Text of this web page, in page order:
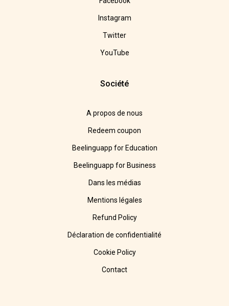
Instagram
Twitter
YouTube
Société
A propos de nous
Redeem coupon
Beelinguapp for Education
Beelinguapp for Business
Dans les médias
Mentions légales
Refund Policy
Déclaration de confidentialité
Cookie Policy
Contact